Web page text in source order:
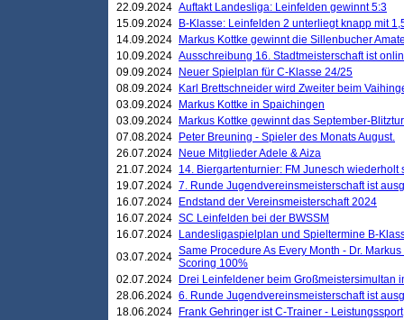
22.09.2024 Auftakt Landesliga: Leinfelden gewinnt 5:3
15.09.2024
B-Klasse: Leinfelden 2 unterliegt knapp mit
14.09.2024
Markus Kottke gewinnt die Sillenbucher
10.09.2024 Ausschreibung 16. Stadtmeisterschaft ist
09.09.2024
Neuer Spielplan für C-Klasse 24/25
08.09.2024
Karl Brettschneider wird Zweiter beim
03.09.2024
Markus Kottke in Spaichingen
03.09.2024
Markus Kottke gewinnt das September-
07.08.2024
Peter Breuning - Spieler des Monats August.
26.07.2024
Neue Mitglieder Adele & Aiza
21.07.2024 14. Biergartenturnier: FM Junesch wiederholt
19.07.2024 7. Runde Jugendvereinsmeisterschaft ist
16.07.2024
Endstand der Vereinsmeisterschaft 2024
16.07.2024 SC Leinfelden bei der BWSSM
16.07.2024
Landesligaspielplan und Spieltermine B-
03.07.2024 Same Procedure As Every Month - Dr.
Scoring 100%
02.07.2024
Drei Leinfeldener beim Großmeistersimultan
28.06.2024 6. Runde Jugendvereinsmeisterschaft ist
18.06.2024
Frank Gehringer ist C-Trainer - Leistungssport